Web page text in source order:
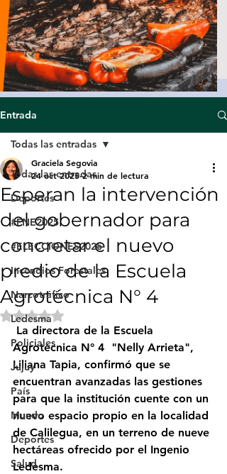
Entrada
Todas las entradas
Deportes
#FNE2025
#ELECCIONES2025
Incendios Forestales
Narcotráfico
Ledesma
Policiales
Jujuy
País
Mundo
Deportes
Salud
Todas las entradas
Esperan la intervención
del gobernador para
concretar el nuevo
predio de la Escuela
Agrotécnica N° 4
Graciela Segovia
24 oct 2025 2 min de lectura
Obtuvo NaN de 5 estrellas.
La directora de la Escuela
Agrotécnica N° 4  "Nelly Arrieta",
Liliana Tapia, confirmó que se
encuentran avanzadas las gestiones
para que la institución cuente con un
nuevo espacio propio en la localidad
de Calilegua, en un terreno de nueve
hectáreas ofrecido por el Ingenio
Ledesma.